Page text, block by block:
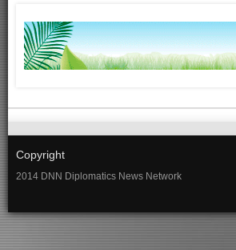
Copyright
2014 DNN Diplomatics News Network